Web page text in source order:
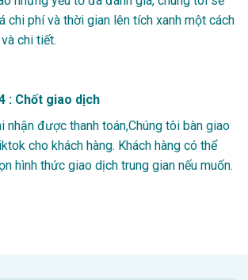
chi phí và thời gian lên tích xanh một cách
chi tiết.
: Chốt giao dịch
nhận được thanh toán,Chúng tôi bàn giao
cho khách hàng. Khách hàng có thể
hình thức giao dịch trung gian nếu muốn.